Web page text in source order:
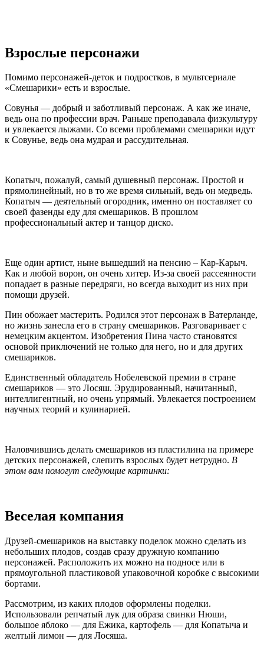
Взрослые персонажи
Помимо персонажей-деток и подростков, в мультсериале
«Смешарики» есть и взрослые.
Совунья — добрый и заботливый персонаж. А как же иначе,
ведь она по профессии врач. Раньше преподавала физкультуру
и увлекается лыжами. Со всеми проблемами смешарики идут
к Совунье, ведь она мудрая и рассудительная.
Копатыч, пожалуй, самый душевный персонаж. Простой и
прямолинейный, но в то же время сильный, ведь он медведь.
Копатыч — деятельный огородник, именно он поставляет со
своей фазенды еду для смешариков. В прошлом
профессиональный актер и танцор диско.
Еще один артист, ныне вышедший на пенсию – Кар-Карыч.
Как и любой ворон, он очень хитер. Из-за своей рассеянности
попадает в разные передряги, но всегда выходит из них при
помощи друзей.
Пин обожает мастерить. Родился этот персонаж в Ватерланде,
но жизнь занесла его в страну смешариков. Разговаривает с
немецким акцентом. Изобретения Пина часто становятся
основой приключений не только для него, но и для других
смешариков.
Единственный обладатель Нобелевской премии в стране
смешариков — это Лосяш. Эрудированный, начитанный,
интеллигентный, но очень упрямый. Увлекается построением
научных теорий и кулинарией.
Наловчившись делать смешариков из пластилина на примере
детских персонажей, слепить взрослых будет нетрудно. В
этом вам помогут следующие картинки:
Веселая компания
Друзей-смешариков на выставку поделок можно сделать из
небольших плодов, создав сразу дружную компанию
персонажей. Расположить их можно на подносе или в
прямоугольной пластиковой упаковочной коробке с высокими
бортами.
Рассмотрим, из каких плодов оформлены поделки.
Использовали репчатый лук для образа свинки Нюши,
большое яблоко — для Ежика, картофель — для Копатыча и
желтый лимон — для Лосяша.